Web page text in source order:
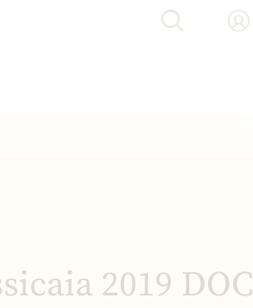
2019 DOC